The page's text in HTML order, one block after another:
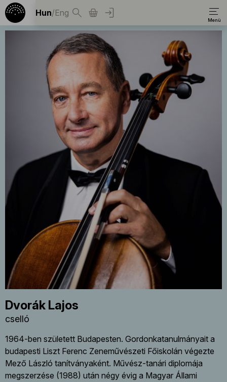
Hun/Eng
Dvorák Lajos
cselló
1964-ben született Budapesten. Gordonkatanulmányait a
budapesti Liszt Ferenc Zeneművészeti Főiskolán végezte
Mező László tanítványaként. Művész-tanári diplomája
megszerzése (1988) után négy évig a Magyar Állami